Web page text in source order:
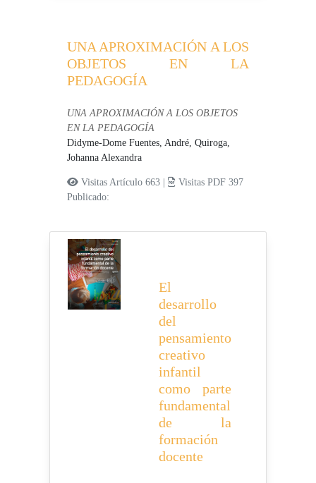
UNA APROXIMACIÓN A LOS
OBJETOS EN LA
PEDAGOGÍA
UNA APROXIMACIÓN A LOS OBJETOS
EN LA PEDAGOGÍA
Didyme-Dome Fuentes, André,Quiroga,
Johanna Alexandra
Visitas Artículo 663 |
Visitas PDF 397
Publicado:
El
desarrollo
del
pensamiento
creativo
infantil
como parte
fundamental
de la
formación
docente